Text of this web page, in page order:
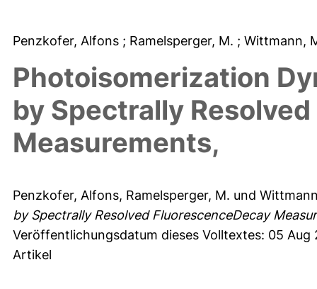
Penzkofer, Alfons ; Ramelsperger, M. ; Wittmann,
Photoisomerization
by Spectrally
Measurements,
Penzkofer, Alfons, Ramelsperger, M. und
by Spectrally Resolved FluorescenceDecay
Veröffentlichungsdatum dieses Volltextes: 05 Aug
Artikel